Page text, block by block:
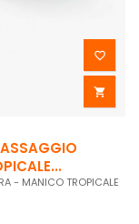


- MANICO TROPICALE